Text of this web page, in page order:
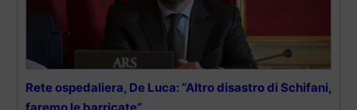
Rete ospedaliera, De Luca: “Altro disastro di Schifani,